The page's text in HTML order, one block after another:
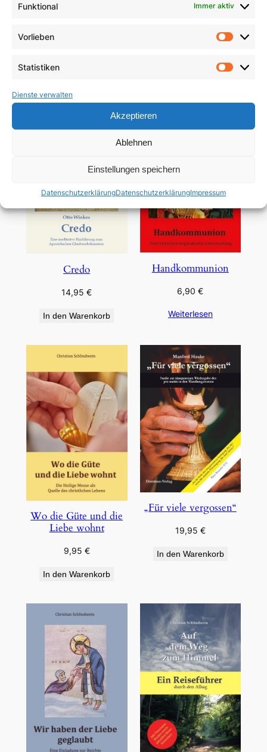
Funktional Immer aktiv
Vorlieben
Statistiken
Dienste verwalten
Akzeptieren
Ablehnen
Einstellungen speichern
DatenschutzerklärungDatenschutzerklärungImpressum
In den Warenkorb In den Warenkorb
Credo
14,95€
In den Warenkorb
Handkommunion
6,90€
Weiterlesen
Wo die Güte und die
Liebe wohnt
9,95 €
In den Warenkorb
„Für viele vergossen“
19,95 €
In den Warenkorb